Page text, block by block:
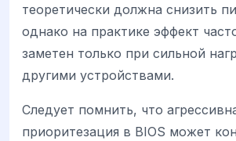
теоретически должна снизить
однако на практике эффект
заметен только при сильной
другими устройствами.
Следует помнить, что
приоритезация в BIOS может